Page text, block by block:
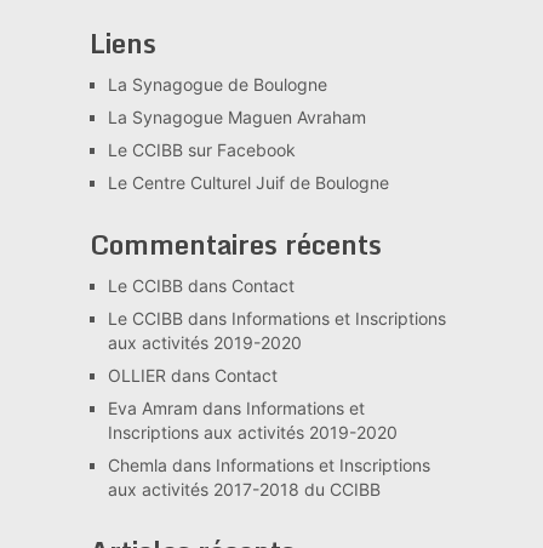
Liens
La Synagogue de Boulogne
La Synagogue Maguen Avraham
Le CCIBB sur Facebook
Le Centre Culturel Juif de Boulogne
Commentaires récents
Le CCIBBdans Contact
Le CCIBBdans Informations et Inscriptions
aux activités 2019-2020
OLLIER dans Contact
Eva Amram dans Informations et
Inscriptions aux activités 2019-2020
Chemla dans Informations et Inscriptions
aux activités 2017-2018 du CCIBB